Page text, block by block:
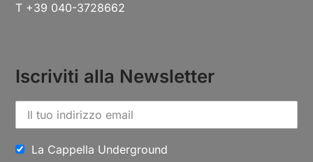
T +39 040-3728662
Iscriviti alla Newsletter
La Cappella Underground